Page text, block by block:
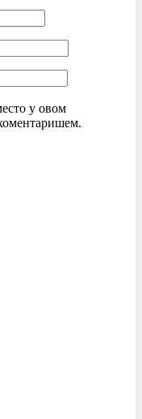
у овом